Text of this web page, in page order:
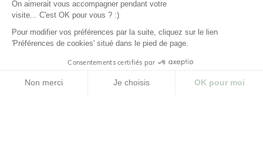
LA MARQUE
JE M'INSCRIS
On aimerait vous accompagner pendant votre
visite... C'est OK pour vous ? :)
Pour modifier vos préférences par la suite, cliquez sur le lien
'Préférences de cookies' situé dans le pied de page.
Consentements certifiés par
Non merci Je choisis OK pour moi